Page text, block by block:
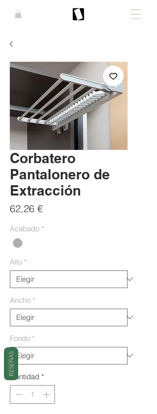
Corbatero
Pantalonero de
Extracción
62,26 €Precio
Acabado *
Alto *
Ancho *
Fondo *
Cantidad *
RESEÑAS